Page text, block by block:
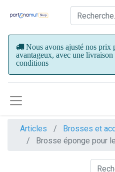
Nous avons ajusté nos prix
avantageux, avec une
conditions
Articles
Brosses et
Brosse éponge pour